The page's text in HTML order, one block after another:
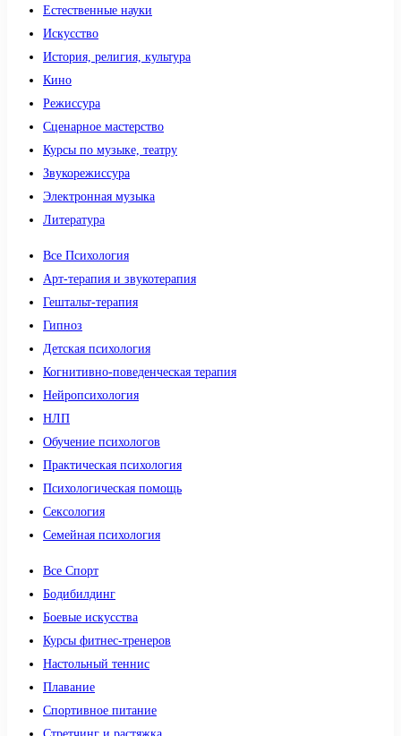
Естественные науки
Искусство
История, религия, культура
Кино
Режиссура
Сценарное мастерство
Курсы по музыке, театру
Звукорежиссура
Электронная музыка
Литература
Все Психология
Арт-терапия и звукотерапия
Гештальт-терапия
Гипноз
Детская психология
Когнитивно-поведенческая терапия
Нейропсихология
НЛП
Обучение психологов
Практическая психология
Психологическая помощь
Сексология
Семейная психология
Все Спорт
Бодибилдинг
Боевые искусства
Курсы фитнес-тренеров
Настольный теннис
Плавание
Спортивное питание